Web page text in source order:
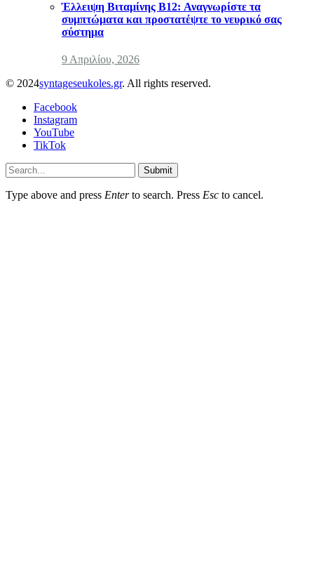
Έλλειψη Βιταμίνης B12: Αναγνωρίστε τα
συμπτώματα και προστατέψτε το νευρικό σας
σύστημα
9 Απριλίου, 2026
© 2024syntageseukoles.gr. All rights reserved.
Facebook
Instagram
YouTube
TikTok
Submit
Type above and press Enterto search. Press Esc to cancel.